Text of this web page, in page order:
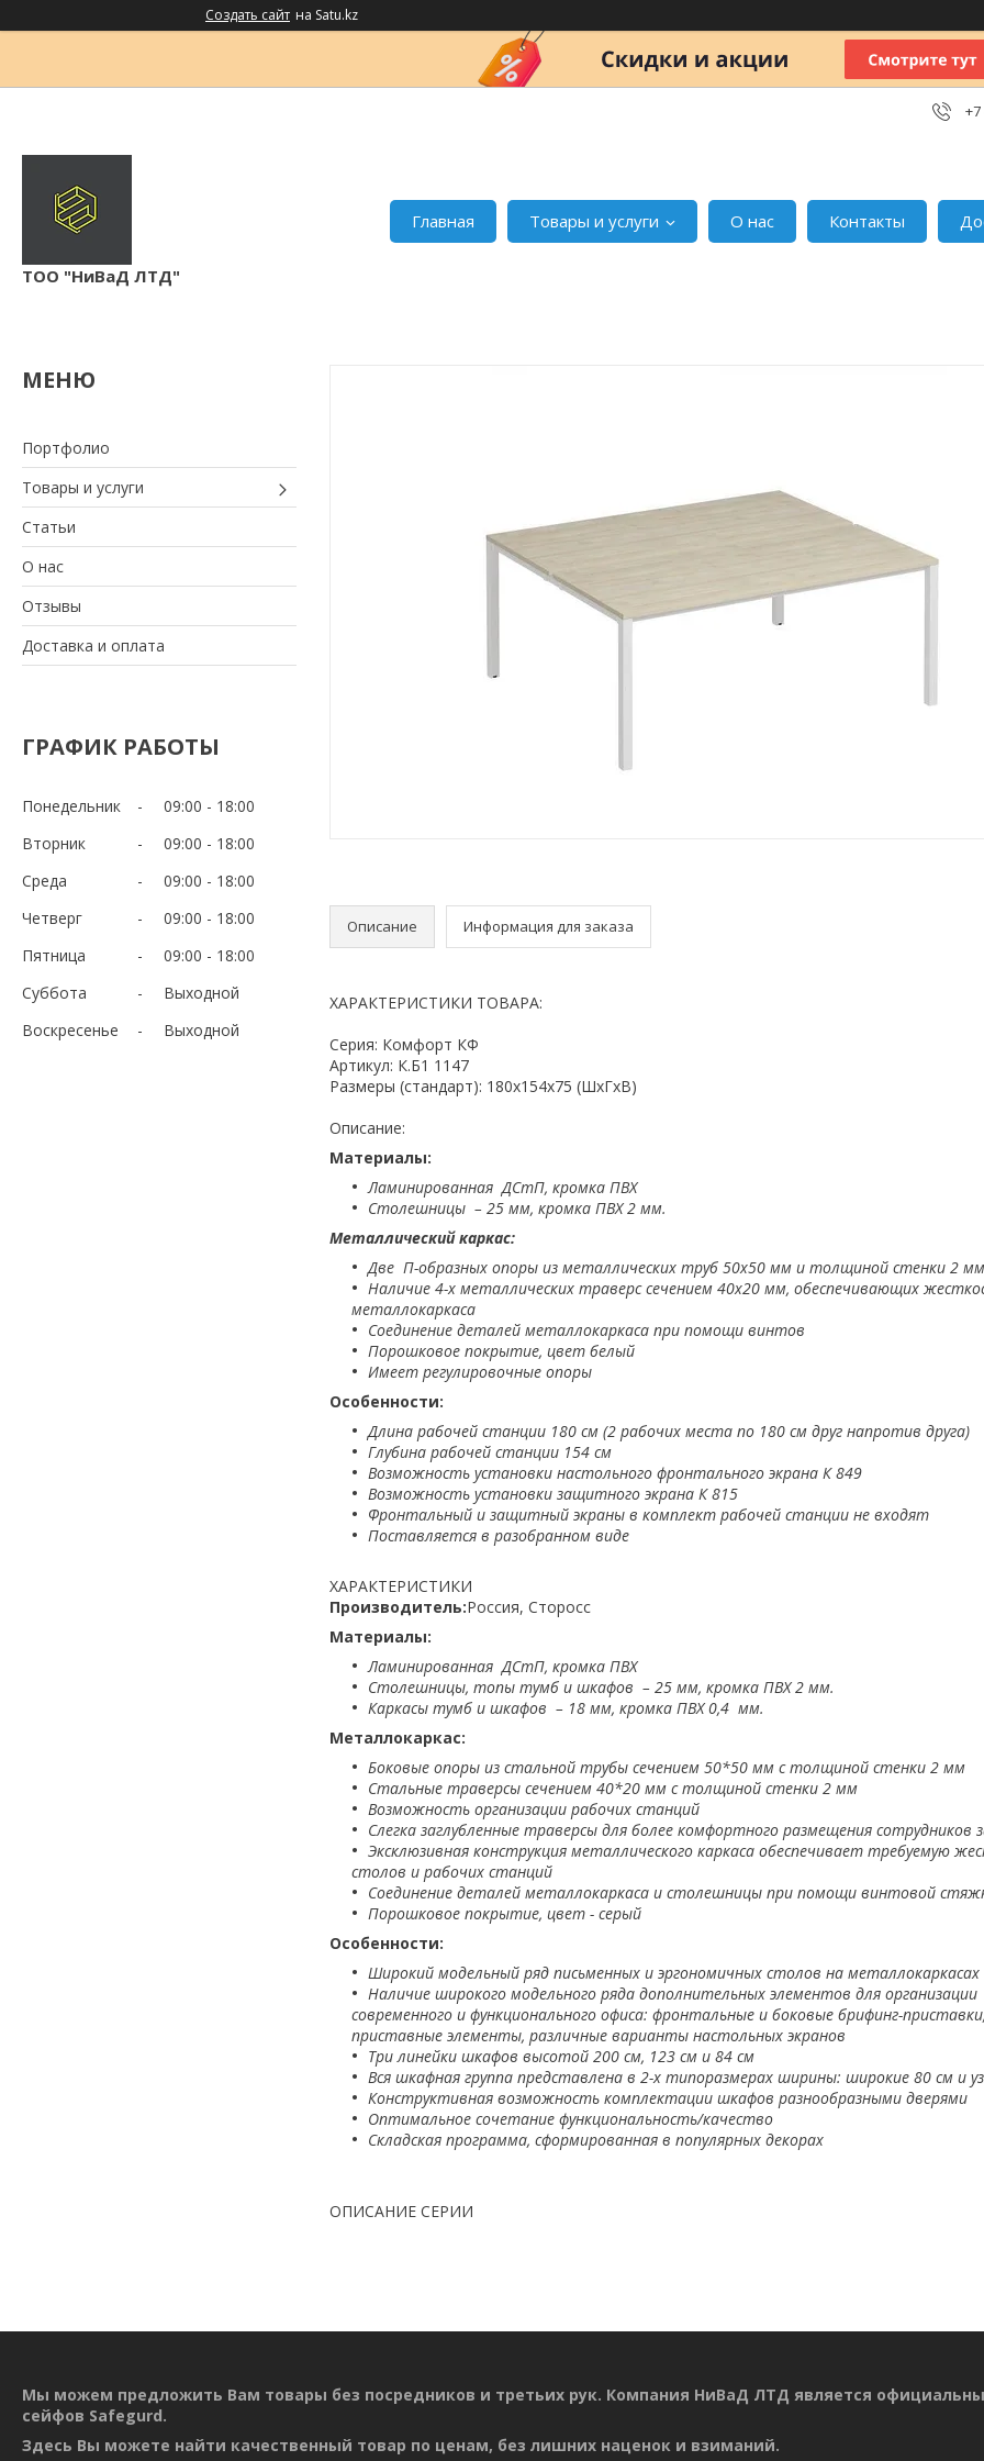
Создать сайт на Satu.kz
+7
ТОО "НиВаД ЛТД"
Главная Товары и услуги О нас Контакты
Портфолио
Товары и услуги
Статьи
О нас
Отзывы
Доставка и оплата
ГРАФИК РАБОТЫ
Понедельник 09:00
18:00
Вторник
09:00
18:00
Среда
09:00
18:00
Четверг
09:00
18:00
Пятница
09:00
18:00
Суббота
Выходной
Воскресенье
Выходной
Описание Информация для заказа
ХАРАКТЕРИСТИКИ ТОВАРА:
Серия: Комфорт КФ
Артикул: К.Б1 1147
Размеры (стандарт): 180x154x75 (ШхГхВ)
Описание:
Материалы:
Ламинированная ДСтП, кромка ПВХ
Столешницы – 25 мм, кромка ПВХ 2 мм.
Металлический каркас:
Две П-образных опоры из металлических труб 50х50 мм и толщиной стенки 2 мм
Наличие 4-х металлических траверс сечением 40х20 мм, обеспечивающих
металлокаркаса
Соединение деталей металлокаркаса при помощи винтов
Порошковое покрытие, цвет белый
Имеет регулировочные опоры
Особенности:
Длина рабочей станции 180 см (2 рабочих места по 180 см друг напротив друга)
Глубина рабочей станции 154 см
Возможность установки настольного фронтального экрана К 849
Возможность установки защитного экрана К 815
Фронтальный и защитный экраны в комплект рабочей станции не входят
Поставляется в разобранном виде
ХАРАКТЕРИСТИКИ
Производитель:Россия, Сторосс
Материалы:
Ламинированная ДСтП, кромка ПВХ
Столешницы, топы тумб и шкафов – 25 мм, кромка ПВХ 2 мм.
Каркасы тумб и шкафов – 18 мм, кромка ПВХ 0,4 мм.
Металлокаркас:
Боковые опоры из стальной трубы сечением 50*50 мм с толщиной стенки 2 мм
Стальные траверсы сечением 40*20 мм с толщиной стенки 2 мм
Возможность организации рабочих станций
Слегка заглубленные траверсы для более комфортного размещения сотрудников
Эксклюзивная конструкция металлического каркаса обеспечивает требуемую
столов и рабочих станций
Соединение деталей металлокаркаса и столешницы при помощи винтовой
Порошковое покрытие, цвет - серый
Особенности:
Широкий модельный ряд письменных и эргономичных столов на металлокаркасах
Наличие широкого модельного ряда дополнительных элементов для организации
современного и функционального офиса: фронтальные и боковые брифинг-
приставные элементы, различные варианты настольных экранов
Три линейки шкафов высотой 200 см, 123 см и 84 см
Вся шкафная группа представлена в 2-х типоразмерах ширины: широкие 80 см и
Конструктивная возможность комплектации шкафов разнообразными дверями
Оптимальное сочетание функциональность/качество
Складская программа, сформированная в популярных декорах
ОПИСАНИЕ СЕРИИ
Мы можем предложить Вам товары без посредников и третьих рук. Компания НиВаД ЛТД является
сейфов Safegurd.
Здесь Вы можете найти качественный товар по ценам, без лишних наценок и взиманий.